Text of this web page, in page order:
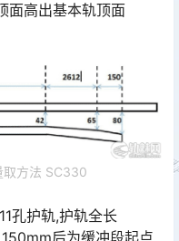
面高出基本轨顶面
取方法 SC330
孔护轨,护轨全长